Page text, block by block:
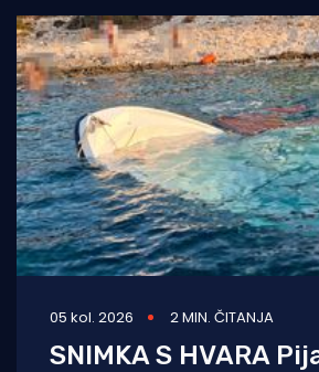
05 kol. 2026 2 MIN. ČITANJA
SNIMKA S HVARA